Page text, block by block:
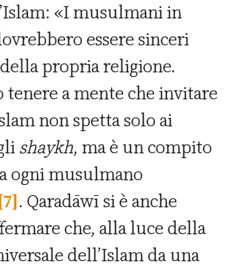
«I musulmani in
essere sinceri
propria religione.
tenere a mente che invitare
non spetta solo ai
shaykh, ma è un compito
ogni musulmano
. Qaradāwī si è anche
che, alla luce della
dell’Islam da una